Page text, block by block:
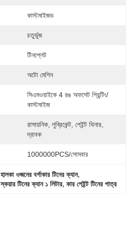
কাস্টমাইজড
চতুর্ভুজ
টিনপ্লেট
অটো মেশিন
সিএমওয়াইকে 4 রঙ অফসেট প্রিন্টিং/
কাস্টমাইজ
রাসায়নিক, লুব্রিকেন্ট, পেইন্ট থিনার,
দ্রাবক
1000000PCS/সোমবার
হালকা ওজনের বর্গাকার টিনের ক্যান,
স্কয়ার টিনের ক্যান ১ লিটার, কার পেইন্ট টিনের পাত্র